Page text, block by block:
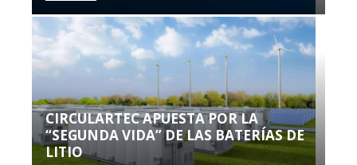
CIRCULARTEC APUESTA POR LA
“SEGUNDA VIDA” DE LAS BATERÍAS DE
LITIO